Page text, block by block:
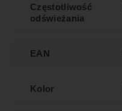
Częstotliwość
odświeżania
EAN
Kolor